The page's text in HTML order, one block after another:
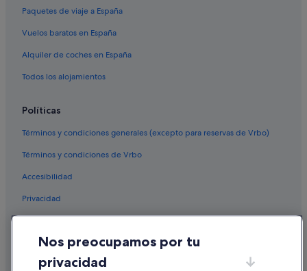
Vancouver hoteles
Richmond hoteles
Paquetes de viaje a España
Vuelos baratos en España
Alquiler de coches en España
Todos los alojamientos
Políticas
Términos y condiciones generales (excepto para reservas de Vrbo)
Términos y condiciones de Vrbo
Accesibilidad
Privacidad
Condiciones de uso
Información legal/contacto
Nos preocupamos por tu
privacidad